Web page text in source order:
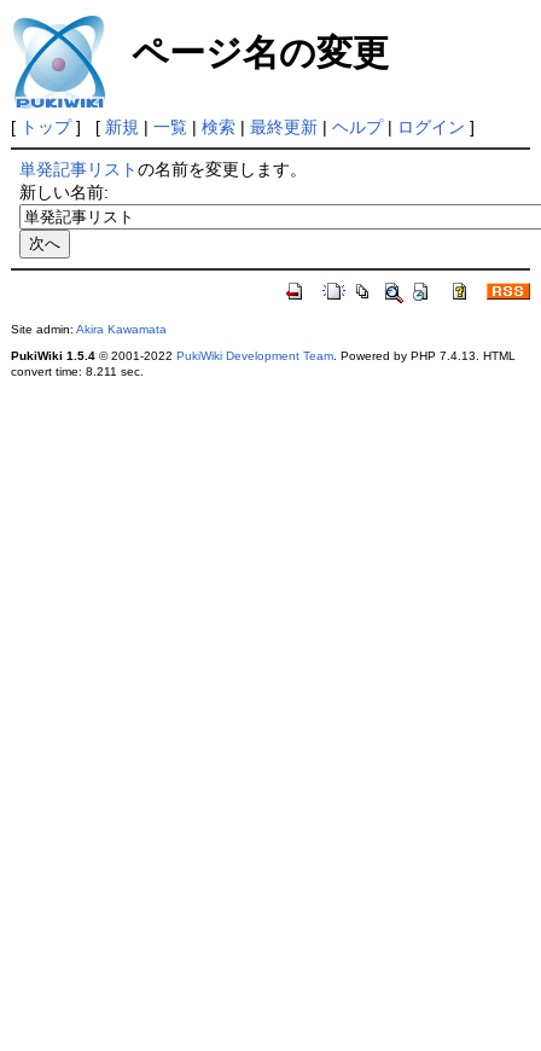
ページ名の変更
[ トップ] [ 新規 | 一覧| 検索| 最終更新| ヘルプ| ログイン ]
単発記事リストの名前を変更します。
新しい名前:
Site admin: Akira Kawamata
PukiWiki 1.5.4© 2001-2022 PukiWiki Development Team. Powered by PHP 7.4.13. HTML
convert time: 8.211 sec.